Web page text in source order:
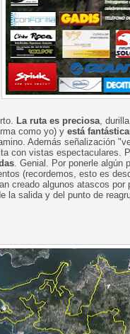
La ruta es preciosa,
como yo) y está
Además señalización
con vistas espectaculares.
. Genial. Por ponerle algún
(recordemos, esto es
creado algunos atascos
la salida y del punto de